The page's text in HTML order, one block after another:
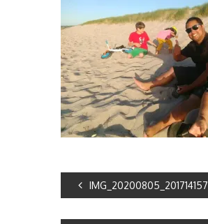
IMG_20200805_201714157